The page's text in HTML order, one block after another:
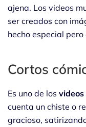
ajena. Los videos
ser creados con
hecho especial
Cortos
Es uno de los
cuenta un chiste o
gracioso,